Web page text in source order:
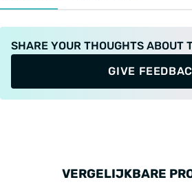
SHARE YOUR THOUGHTS ABOUT
GIVE
VERGELIJKBARE